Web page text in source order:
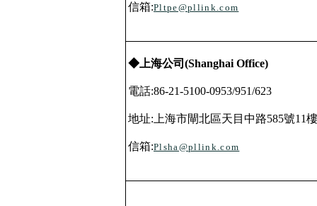
信箱:Pltpe@pllink.com
◆上海公司 (Shanghai Office)
電話:86-21-5100-0953/951/623
地址: 上海市閘北區天目中路585號11樓
信箱:Plsha@pllink.com